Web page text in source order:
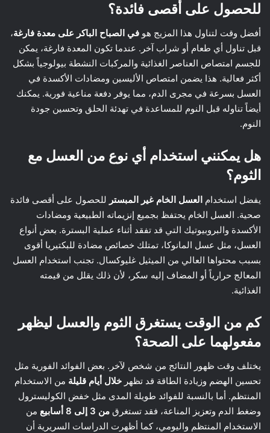
للحصول على أقصى فائدة؟
أفضل وقت لتناول هذا المزيج هو في الصباح الباكر على معدة فارغة،
قبل تناول أي طعام أو شراب آخر. عندما تكون المعدة فارغة، يمكن
للجسم امتصاص العناصر الغذائية والمركبات النشطة بيولوجياً بشكل
أكثر فعالية. هذا يضمن امتصاص الأليسين ومضادات الأكسدة في
العسل بسرعة في مجرى الدم، مما يوفر دفعة مناعية فورية. يمكنك
أيضاً تناوله قبل النوم للمساعدة في تهدئة الحلق وتحسين جودة
النوم.
هل يمكنني استخدام أي نوع من العسل مع
الثوم؟
يفضل استخدام العسل الخام غير المبستر للحصول على أقصى فائدة
صحية. العسل الخام يحتفظ بجميع إنزيماته الطبيعية ومضادات
الأكسدة والبروبيوتيك التي قد تفقد أثناء عملية البسترة. بعض أنواع
العسل، مثل عسل المانوكا، تمتلك خصائص مضادة للبكتيريا أقوى
بسبب محتواها العالي من الميثيل غليوكسال. تجنب استخدام العسل
المعالج حرارياً أو المضاف إليه سكر، لأن ذلك يقلل من قيمته
الغذائية.
كم من الوقت يستغرق الثوم والعسل ليظهر
مفعولهما على الصحة؟
يختلف وقت ظهور النتائج من شخص لآخر. بعض الفوائد الفورية مثل
تحسين الهضم وزيادة الطاقة قد تظهر خلال أيام قليلة من الاستخدام
المنتظم. أما بالنسبة للفوائد طويلة المدى مثل خفض الكوليسترول
وضغط الدم وتعزيز المناعة، فقد تستغرق من 3 إلى 8 أسابيع
من
الاستخدام المنتظم واليومي، كما أظهرت الدراسات السريرية أن